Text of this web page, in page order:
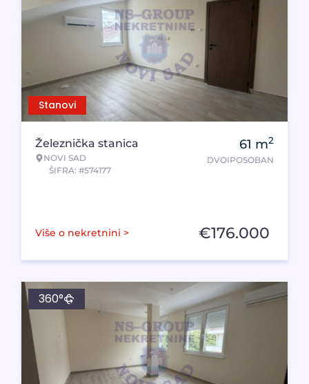
Stanovi
Železnička stanica
NOVI SAD
ŠIFRA: #574177
61 m2
DVOIPOSOBAN
Više o nekretnini > €176.000
360°